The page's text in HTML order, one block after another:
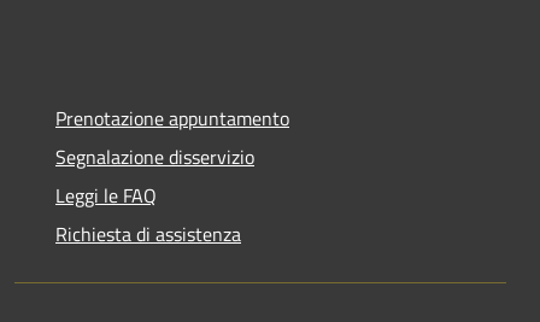
Prenotazione appuntamento
Segnalazione disservizio
Leggi le FAQ
Richiesta di assistenza